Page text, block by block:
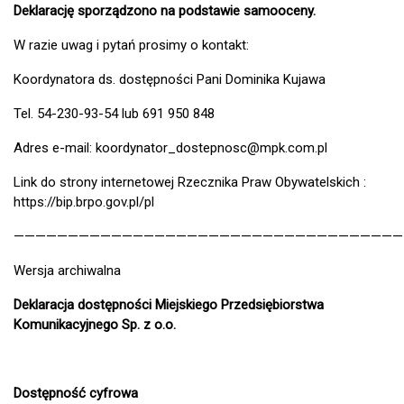
Deklarację sporządzono na podstawie samooceny.
W razie uwag i pytań prosimy o kontakt:
Koordynatora ds. dostępności Pani Dominika Kujawa
Tel. 54-230-93-54 lub 691 950 848
Adres e-mail: koordynator_dostepnosc@mpk.com.pl
Link do strony internetowej Rzecznika Praw Obywatelskich :
https://bip.brpo.gov.pl/pl
Wersja archiwalna
Deklaracja dostępności Miejskiego Przedsiębiorstwa
Komunikacyjnego Sp. z o.o.
Dostępność cyfrowa